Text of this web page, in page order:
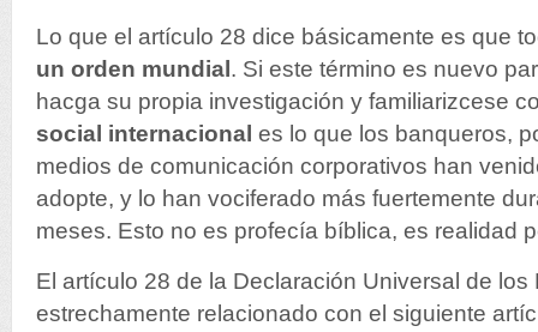
Lo que el artículo 28 dice básicamente es que
un orden mundial . Si este término es nuevo
hacga su propia investigación y familiarizcese
social internacional es lo que los banqueros,
medios de comunicación corporativos han
adopte, y lo han vociferado más fuertemente
meses. Esto no es profecía bíblica, es realidad
El artículo 28 de la Declaración Universal de
estrechamente relacionado con el siguiente